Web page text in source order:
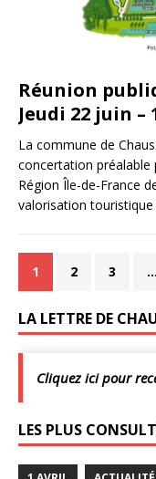
Réunion
Jeudi 22 juin –
La commune de
concertation
Région Île-de-France
valorisation
1 2 3 …
LA LETTRE DE
Cliquez ici pour
LES PLUS